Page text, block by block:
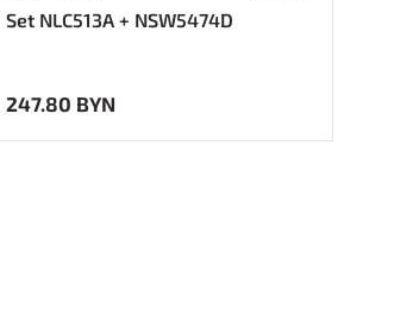
Set NLC513A + NSW5474D
247.80 BYN